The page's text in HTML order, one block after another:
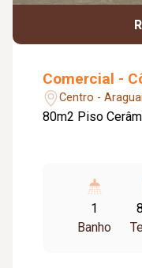
Comercial -
Centro -
80m2 Piso
1
Banho